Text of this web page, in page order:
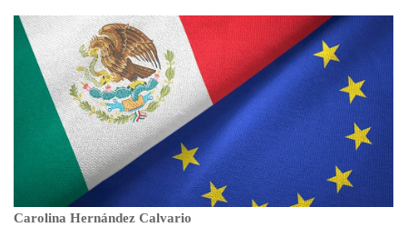
Carolina Hernández Calvario